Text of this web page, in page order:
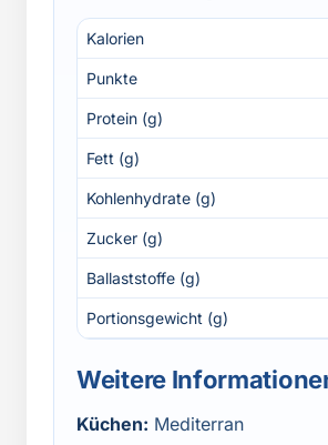
Kalorien
Punkte
Protein (g)
Fett (g)
Kohlenhydrate (g)
Zucker (g)
Ballaststoffe (g)
Portionsgewicht (g)
Weitere
Küchen: Mediterran